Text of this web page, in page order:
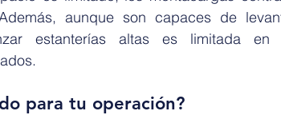
aunque son capaces de
estanterías altas es limitada en
para tu operación?